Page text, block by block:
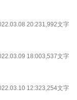
20:231,992文字
18:003,537文字
12:323,254文字